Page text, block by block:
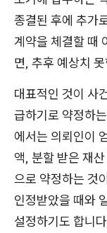
종결된 후에 추가
계약을 체결할 때
면, 추후 예상치
대표적인 것이 사
급하기로 약정하
에서는 의뢰인이
액, 분할 받은 재
으로 약정하는 것
인정받았을 때와
설정하기도 합니